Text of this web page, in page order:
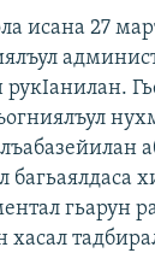
исана 27
багьаялдаса
гьарун